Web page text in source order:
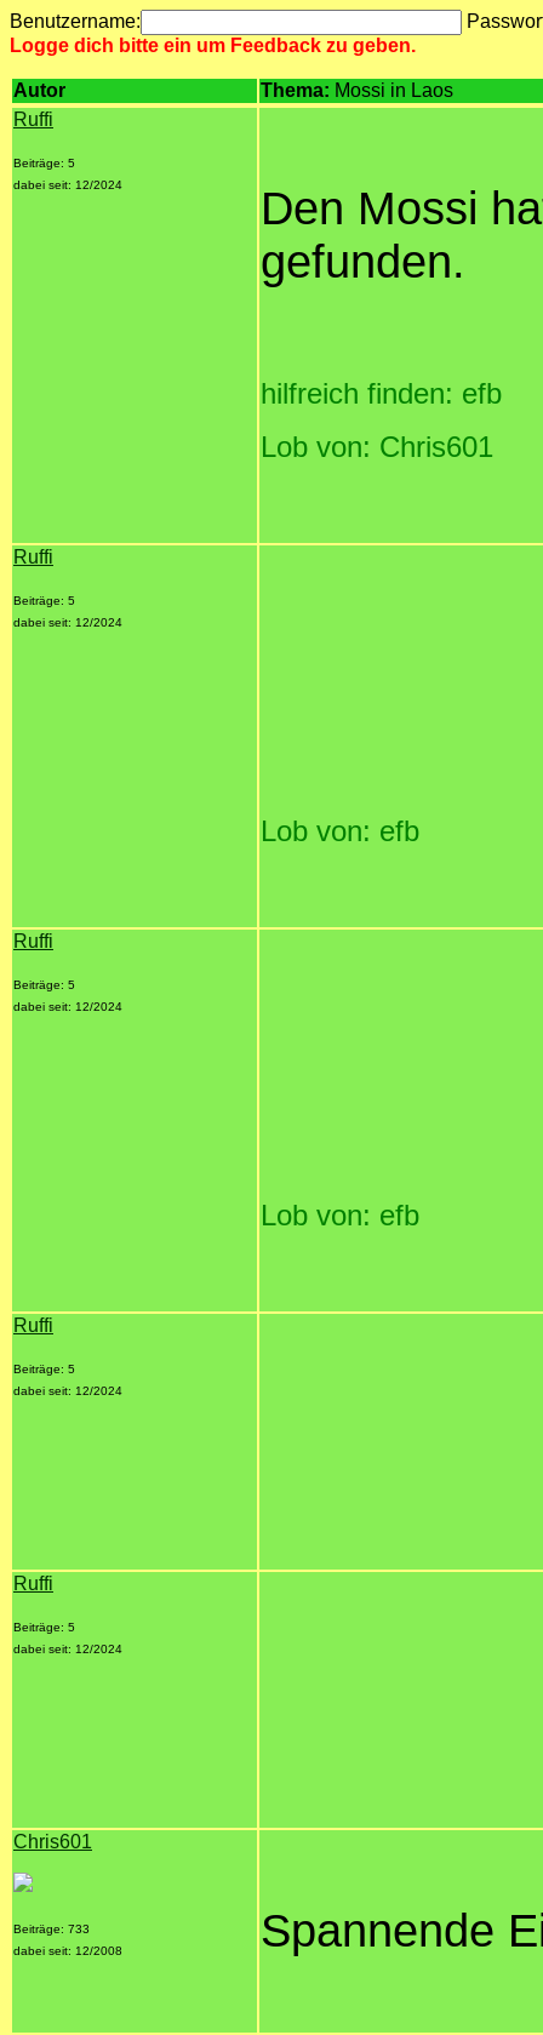
Benutzername:
Logge dich bitte ein um Feedback zu geben.
Autor Thema: Mossi in Laos
Ruffi
Beiträge: 5
dabei seit: 12/2024
Den Mossi
gefunden.
hilfreich finden: efb
Lob von: Chris601
Ruffi
Beiträge: 5
dabei seit: 12/2024
Lob von: efb
Ruffi
Beiträge: 5
dabei seit: 12/2024
Lob von: efb
Ruffi
Beiträge: 5
dabei seit: 12/2024
Ruffi
Beiträge: 5
dabei seit: 12/2024
Chris601
Beiträge: 733
dabei seit: 12/2008
Spannende